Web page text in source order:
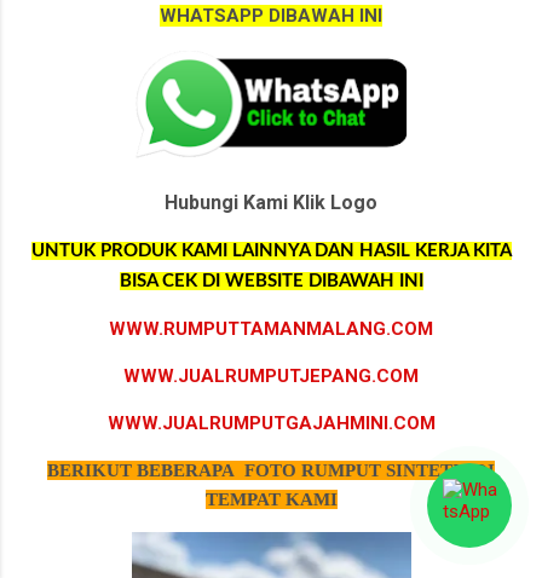
WHATSAPP DIBAWAH INI
Hubungi Kami Klik Logo
UNTUK PRODUK KAMI LAINNYA DAN HASIL KERJA KITA
BISA CEK DI WEBSITE DIBAWAH INI
WWW.RUMPUTTAMANMALANG.COM
WWW.JUALRUMPUTJEPANG.COM
WWW.JUALRUMPUTGAJAHMINI.COM
BERIKUT BEBERAPA FOTO RUMPUT SINTETIS DI
TEMPAT KAMI